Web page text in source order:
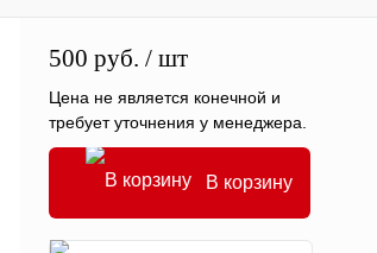
500 руб. / шт
Цена не является конечной и
требует уточнения у менеджера.
В корзину